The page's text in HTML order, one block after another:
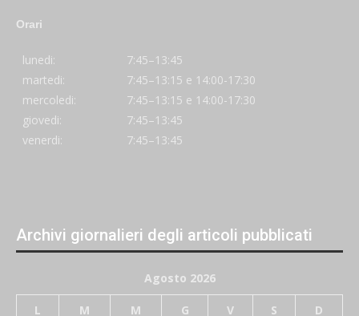
Orari
lunedi:
7:45–13:45
martedi:
7:45–13:15 e 14:00-17:30
mercoledi:
7:45–13:15 e 14:00-17:30
giovedi:
7:45–13:45
venerdi:
7:45–13:45
Archivi giornalieri degli articoli pubblicati
Agosto 2026
L M M G V S D